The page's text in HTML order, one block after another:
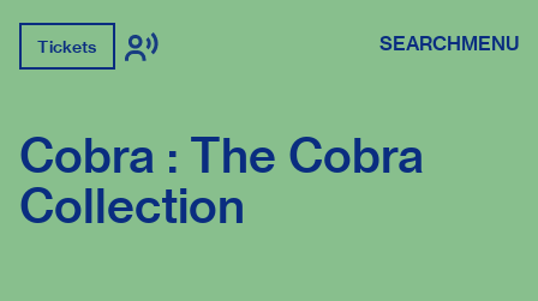
Tickets SEARCHMENU
Cobra : The Cobra
Collection